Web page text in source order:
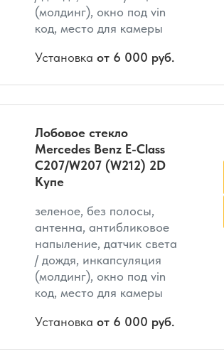
(молдинг), окно под vin
код, место для камеры
Установка от 6 000 руб.
Лобовое стекло
Mercedes Benz E-Class
C207/W207 (W212) 2D
Купе
зеленое, без полосы,
антенна, антибликовое
напыление, датчик света
/ дождя, инкапсуляция
(молдинг), окно под vin
код, место для камеры
Установка от 6 000 руб.